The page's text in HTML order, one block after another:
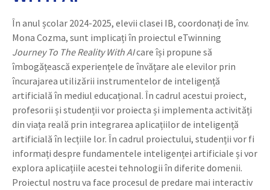
În anul școlar 2024-2025, elevii clasei IB, coordonați de înv.
Mona Cozma, sunt implicați în proiectul eTwinning
Journey To The Reality With AIcare își propune să
îmbogățească experiențele de învățare ale elevilor prin
încurajarea utilizării instrumentelor de inteligență
artificială în mediul educațional. În cadrul acestui proiect,
profesorii și studenții vor proiecta și implementa activități
din viața reală prin integrarea aplicațiilor de inteligență
artificială în lecțiile lor. În cadrul proiectului, studenții vor fi
informați despre fundamentele inteligenței artificiale și vor
explora aplicațiile acestei tehnologii în diferite domenii.
Proiectul nostru va face procesul de predare mai interactiv